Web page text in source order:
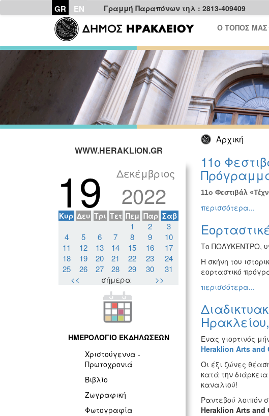
GR EN Γραμμή Παραπόνων τηλ : 2813-409409
Ο ΤΟΠΟΣ ΜΑΣ
Αρχική
WWW.HERAKLION.GR
19 Δεκέμβριος
2022
Κυρ Δευ Τρι Τετ Πεμ Παρ Σαβ
1 2
3
4
5 6 7 8 9
10
11
12 13 14 15 16
17
18
19 20 21 22 23
24
25
26 27 28 29 30
31
<<
σήμερα >>
ΗΜΕΡΟΛΟΓΙΟ ΕΚΔΗΛΩΣΕΩΝ
Χριστούγεννα -
Πρωτοχρονιά
Βιβλίο
Ζωγραφική
Φωτογραφία
11ο
Πρόγραμμα
11ο Φεστιβάλ
περισσότερα...
Το ΠΟΛΥΚΕΝΤΡΟ,
Η σκήνη του
εορταστικό
περισσότερα...
Ένας γιορτινός
Heraklion Arts and
Οι έξι ζώνες
κατά την
καναλιού!
Ραντεβού λοιπόν
Heraklion Arts and